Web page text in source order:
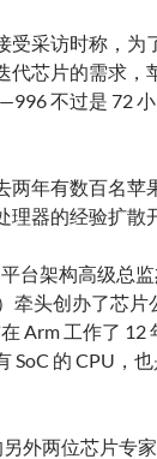
受采访时称，为
代芯片的需求，
不过是 72
两年有数百名苹
器的经验扩散
台架构高级总
牵头创办了芯
Arm 工作了 12
的 CPU，也
外两位芯片专